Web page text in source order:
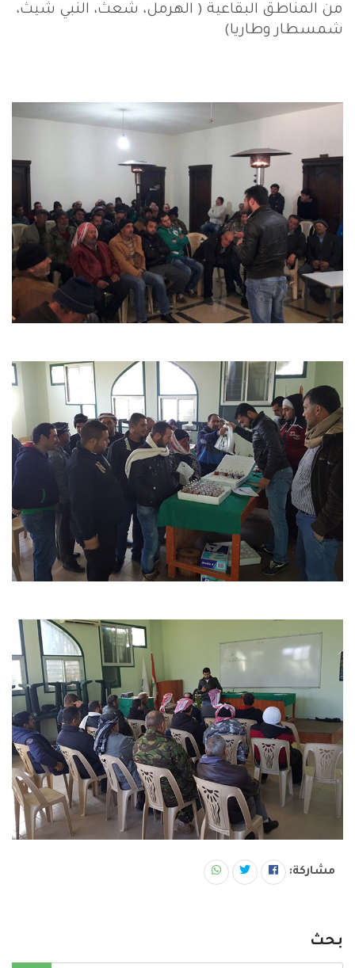
من المناطق البقاعية ( الهرمل، شعث، النبي شيث،
شمسطار وطاريا)
مشاركة:
بحث